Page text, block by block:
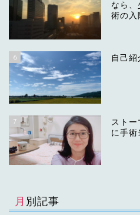
なら
術の入
6 自己紹
7
スト
に手術
月別記事